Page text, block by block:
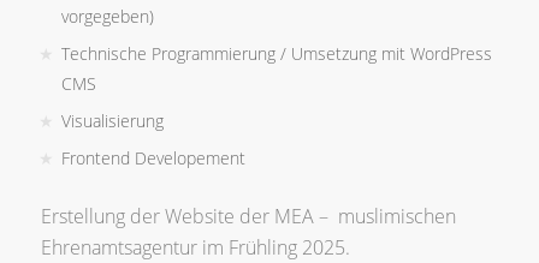
vorgegeben)
Technische Programmierung / Umsetzung mit WordPress
CMS
Visualisierung
Frontend Developement
Erstellung der Website der MEA – muslimischen
Ehrenamtsagentur im Frühling 2025.